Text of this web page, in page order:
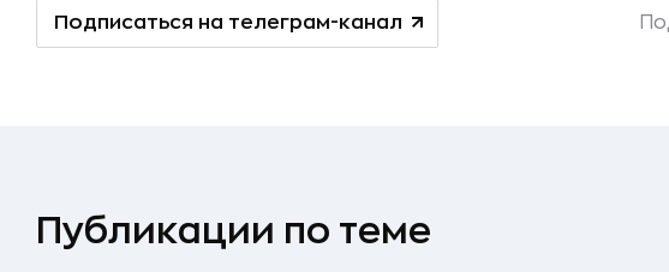
Подписаться на телеграм-канал
Публикации по теме